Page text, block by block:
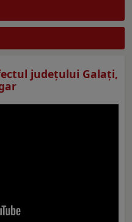
judeţului Galaţi,